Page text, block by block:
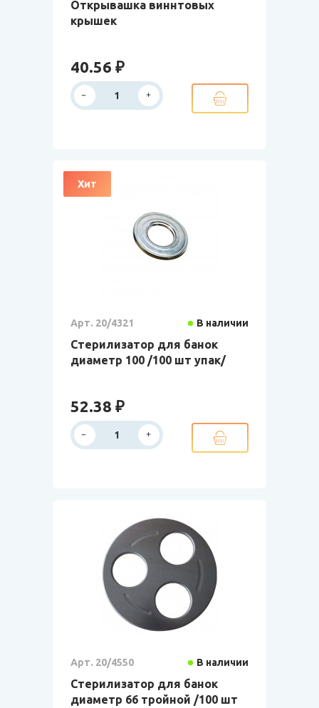
Открывашка виннтовых
крышек
40.56 ₽
Хит
Арт. 20/4321 В наличии
Стерилизатор для банок
диаметр 100 /100 шт упак/
52.38 ₽
Арт. 20/4550 В наличии
Стерилизатор для банок
диаметр 66 тройной /100 шт